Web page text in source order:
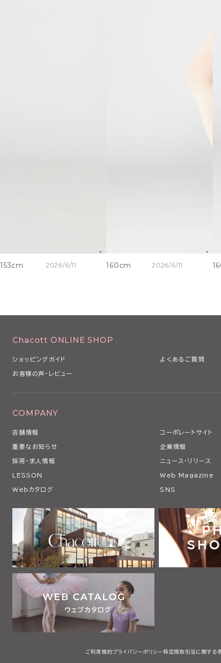
153cm 2026/6/11 160cm 2026/6/11
Chacott ONLINE SHOP
ショッピングガイド よくあるご質問
お客様の声・レビュー
COMPANY
店舗情報 コーポレートサイト
重要なお知らせ 企業情報
採用・求人情報 ニュース・リリース
LESSON Web Magazine
Webカタログ SNS
ご利用規約プライバシーポリシー 特定商取引法に関する